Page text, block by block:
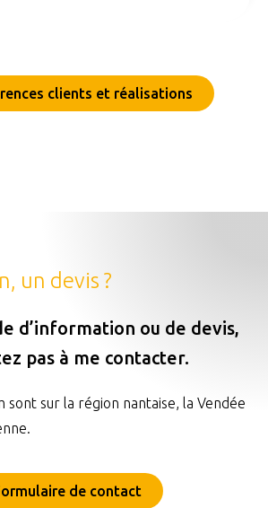
clients et réalisations
un devis ?
d’information ou de devis,
pas à me contacter.
sont sur la région nantaise, la Vendée
de contact